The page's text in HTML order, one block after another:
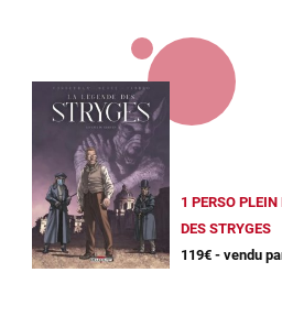
1 PERSO
DES STRYGES
119€ - vendu